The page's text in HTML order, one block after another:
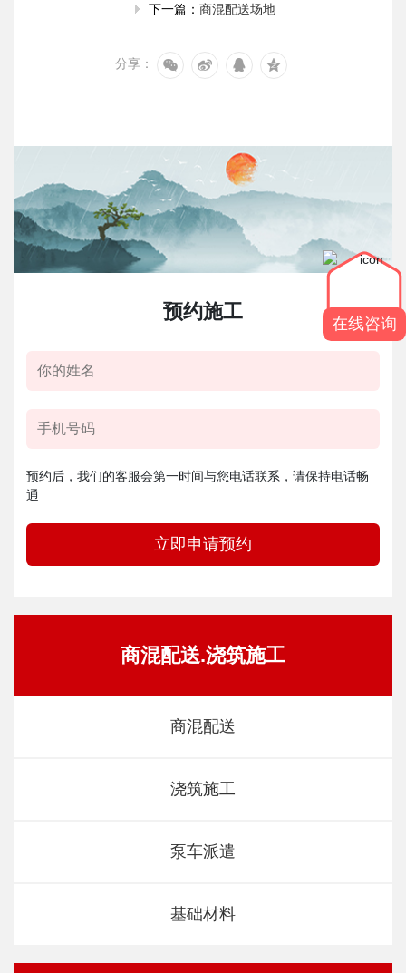
预约施工
预约后，我们的客服会第一时间与您电话联系，请保持电话畅
通
立即申请预约
商混配送.浇筑施工
商混配送
浇筑施工
泵车派遣
基础材料
下一篇： 商混配送场地
分享：
在线咨询